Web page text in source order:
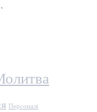
Персоналі